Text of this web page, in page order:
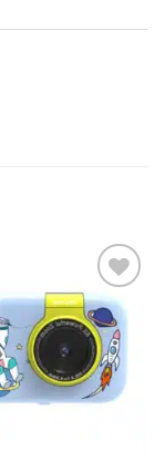
Adicionar
aos meus
desejos